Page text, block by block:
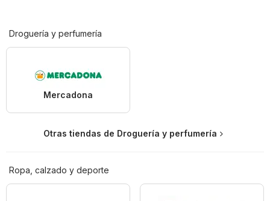
Droguería y perfumería
Mercadona
Otras tiendas de Droguería y perfumería
Ropa, calzado y deporte